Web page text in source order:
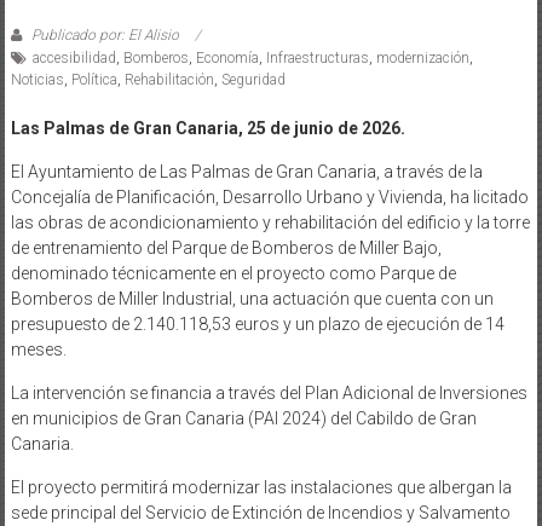
Publicado por: El Alisio
accesibilidad Bomberos Economía Infraestructuras modernización
Noticias Política Rehabilitación Seguridad
Las Palmas de Gran Canaria, 25 de junio de 2026.
El Ayuntamiento de Las Palmas de Gran Canaria, a través de la
Concejalía de Planificación, Desarrollo Urbano y Vivienda, ha licitado
las obras de acondicionamiento y rehabilitación del edificio y la torre
de entrenamiento del Parque de Bomberos de Miller Bajo,
denominado técnicamente en el proyecto como Parque de
Bomberos de Miller Industrial, una actuación que cuenta con un
presupuesto de 2.140.118,53 euros y un plazo de ejecución de 14
meses.
La intervención se financia a través del Plan Adicional de Inversiones
en municipios de Gran Canaria (PAI 2024) del Cabildo de Gran
Canaria.
El proyecto permitirá modernizar las instalaciones que albergan la
sede principal del Servicio de Extinción de Incendios y Salvamento